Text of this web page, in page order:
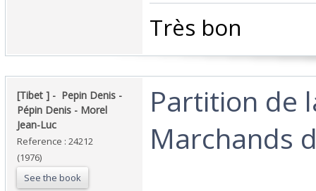
‎Très bon ‎
‎[Tibet ] - ‎ ‎Pepin Denis -
Pépin Denis - Morel
Jean-Luc‎
Reference : 24212
(1976)
See the book
‎Partition de
Marchands